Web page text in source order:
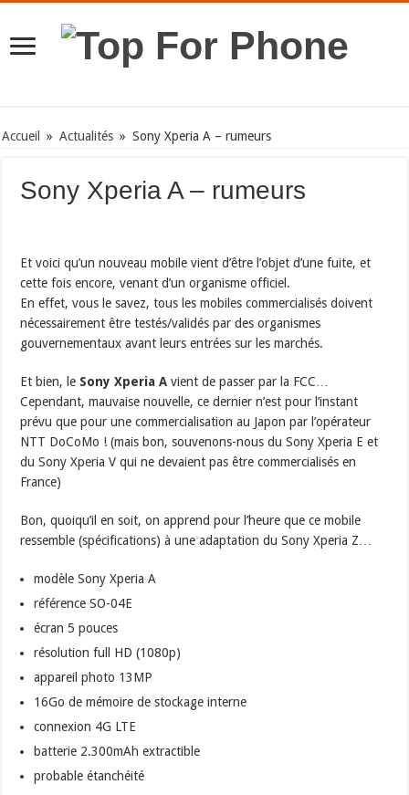
Accueil » Actualités » Sony Xperia A – rumeurs
Sony Xperia A – rumeurs
Et voici qu’un nouveau mobile vient d’être l’objet d’une fuite, et
cette fois encore, venant d’un organisme officiel.
En effet, vous le savez, tous les mobiles commercialisés doivent
nécessairement être testés/validés par des organismes
gouvernementaux avant leurs entrées sur les marchés.
Et bien, le Sony Xperia A vient de passer par la FCC…
Cependant, mauvaise nouvelle, ce dernier n’est pour l’instant
prévu que pour une commercialisation au Japon par l’opérateur
NTT DoCoMo ! (mais bon, souvenons-nous du Sony Xperia E et
du Sony Xperia V qui ne devaient pas être commercialisés en
France)
Bon, quoiqu’il en soit, on apprend pour l’heure que ce mobile
ressemble (spécifications) à une adaptation du Sony Xperia Z…
modèle Sony Xperia A
référence SO-04E
écran 5 pouces
résolution full HD (1080p)
appareil photo 13MP
16Go de mémoire de stockage interne
connexion 4G LTE
batterie 2.300mAh extractible
probable étanchéité